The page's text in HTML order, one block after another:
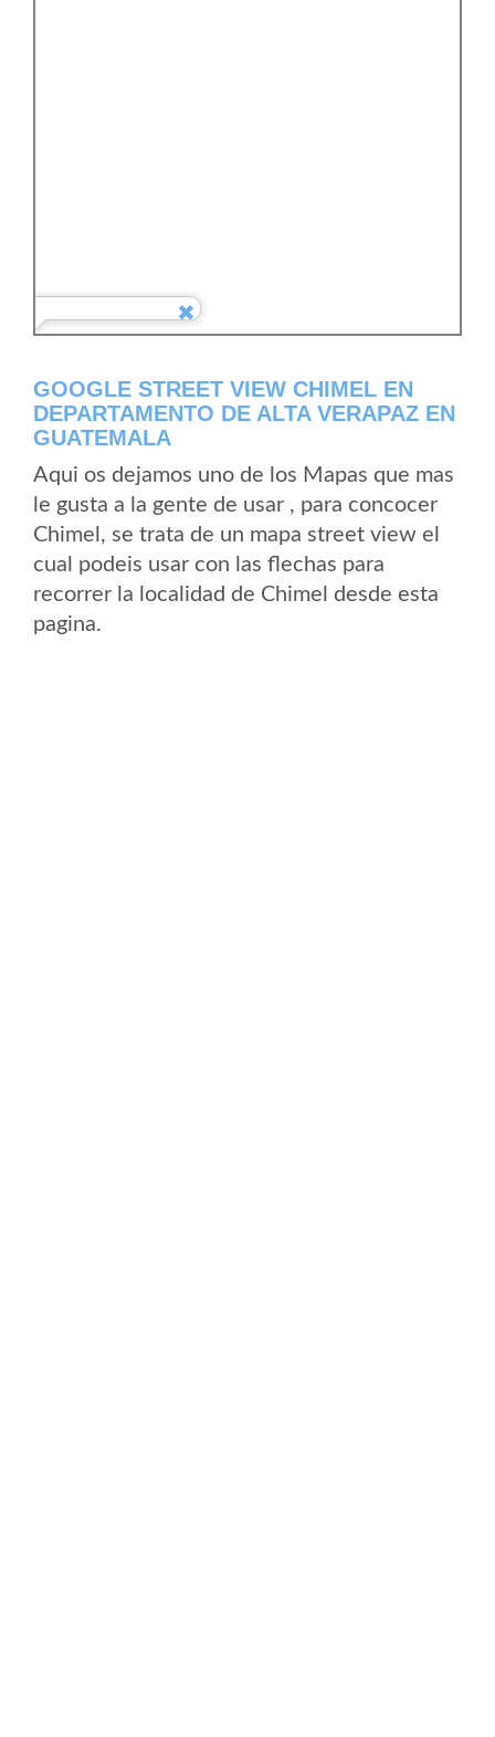
GOOGLE STREET VIEW CHIMEL EN
DEPARTAMENTO DE ALTA VERAPAZ EN
GUATEMALA
Aqui os dejamos uno de los Mapas que mas
le gusta a la gente de usar , para concocer
Chimel, se trata de un mapa street view el
cual podeis usar con las flechas para
recorrer la localidad de Chimel desde esta
pagina.